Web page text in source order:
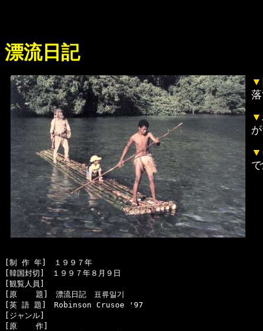
漂流日記
▼
▼
▼
[制 作 年]　１９９７年
[韓国封切]　１９９７年８月９日
[観覧人員]
[原    題]　漂流日記　표류일기
[英 語 題]　Robinson Crusoe '97
[ジャンル]
[原    作]